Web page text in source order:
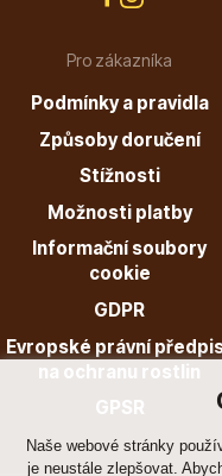
Naše webové stránky
je neustále zlepšovat.
Pro zákazníka
Podmínky a pravidla
Způsoby doručení
Stížnosti
Možnosti platby
Informační soubory
cookie
GDPR
Evropské právní
na ochranu rostlin
GPSR